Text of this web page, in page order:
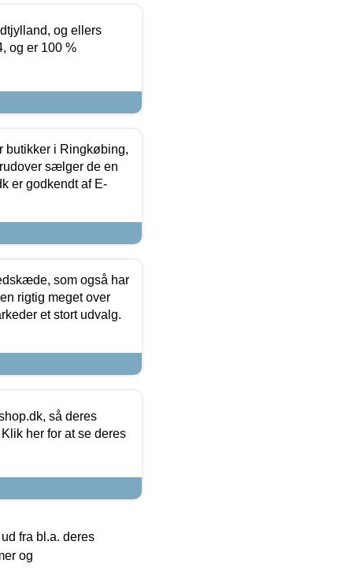
og ellers
og er 100 %
butikker i Ringkøbing,
sælger de en
er godkendt af E-
som også har
rigtig meget over
et stort udvalg.
så deres
her for at se deres
fra bl.a. deres
og